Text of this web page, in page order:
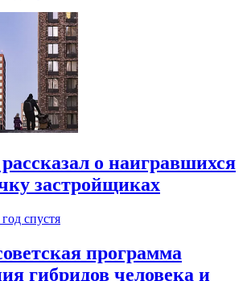
о наигравшихся
застройщиках
год спустя
программа
гибридов человека и